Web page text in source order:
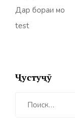
Дар бораи мо
test
Ҷустуҷӯ